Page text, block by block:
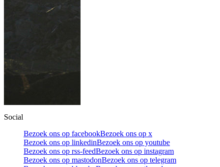
Social
Bezoek ons op facebookBezoek ons op x
Bezoek ons op linkedinBezoek ons op youtube
Bezoek ons op rss-feedBezoek ons op instagram
Bezoek ons op mastodonBezoek ons op telegram